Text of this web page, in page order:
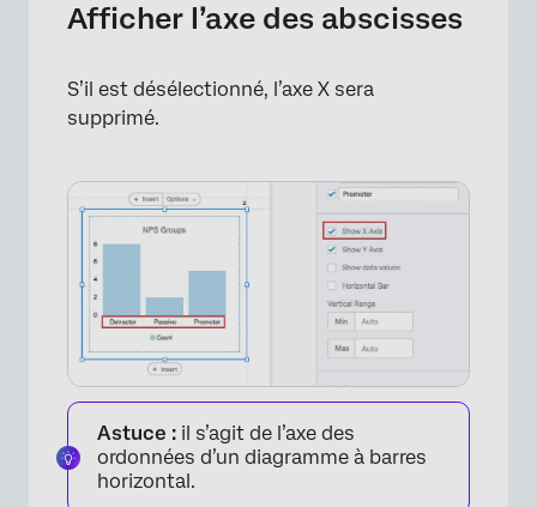
Afficher l’axe des abscisses
S’il est désélectionné, l’axe X sera
supprimé.
Astuce : il s’agit de l’axe des
ordonnées d’un diagramme à barres
horizontal.